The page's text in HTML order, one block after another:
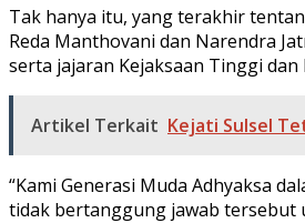
Tak hanya itu, yang terakhir
Reda Manthovani dan Narendra
serta jajaran Kejaksaan Tinggi
Artikel Terkait Kejati Sulsel
“Kami Generasi Muda Adhyaksa
tidak bertanggung jawab tersebut